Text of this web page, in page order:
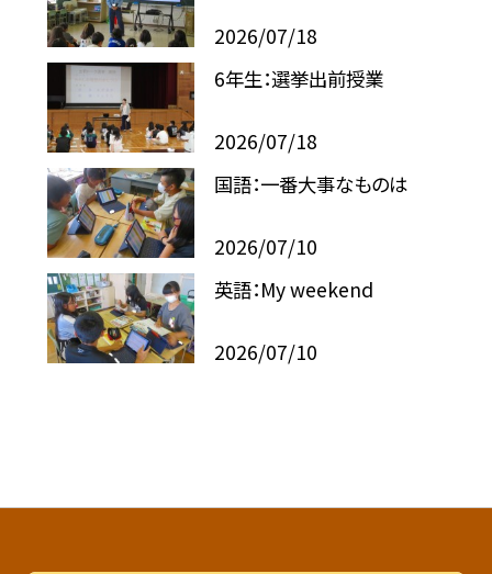
2026/07/18
6年生：選挙出前授業
2026/07/18
国語：一番大事なものは
2026/07/10
英語：My weekend
2026/07/10